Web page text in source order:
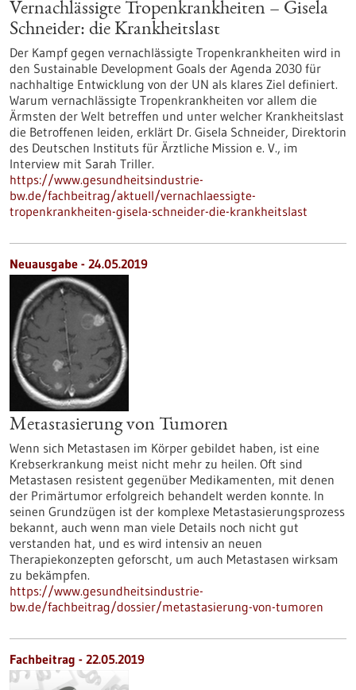
Vernachlässigte Tropenkrankheiten – Gisela
Schneider: die Krankheitslast
Der Kampf gegen vernachlässigte Tropenkrankheiten wird in
den Sustainable Development Goals der Agenda 2030 für
nachhaltige Entwicklung von der UN als klares Ziel definiert.
Warum vernachlässigte Tropenkrankheiten vor allem die
Ärmsten der Welt betreffen und unter welcher Krankheitslast
die Betroffenen leiden, erklärt Dr. Gisela Schneider, Direktorin
des Deutschen Instituts für Ärztliche Mission e. V., im
Interview mit Sarah Triller.
https://www.gesundheitsindustrie-
bw.de/fachbeitrag/aktuell/vernachlaessigte-
tropenkrankheiten-gisela-schneider-die-krankheitslast
Neuausgabe - 24.05.2019
Metastasierung von Tumoren
Wenn sich Metastasen im Körper gebildet haben, ist eine
Krebserkrankung meist nicht mehr zu heilen. Oft sind
Metastasen resistent gegenüber Medikamenten, mit denen
der Primärtumor erfolgreich behandelt werden konnte. In
seinen Grundzügen ist der komplexe Metastasierungsprozess
bekannt, auch wenn man viele Details noch nicht gut
verstanden hat, und es wird intensiv an neuen
Therapiekonzepten geforscht, um auch Metastasen wirksam
zu bekämpfen.
https://www.gesundheitsindustrie-
bw.de/fachbeitrag/dossier/metastasierung-von-tumoren
Fachbeitrag - 22.05.2019